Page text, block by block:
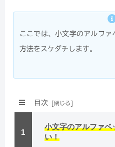
ここでは、小文字のアルフ
方法をスケダチします。
目次
小文字のアルファベ
い！